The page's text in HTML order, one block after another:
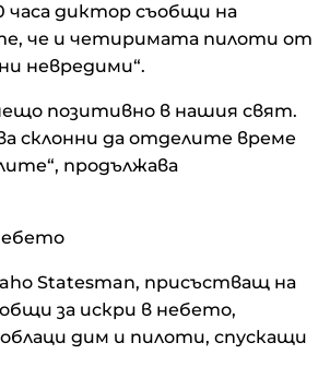
часа диктор съобщи на
че и четиримата пилоти от
невредими“.
позитивно в нашия свят.
склонни да отделите време
продължава
Statesman, присъстващ на
за искри в небето,
дим и пилоти, спускащи